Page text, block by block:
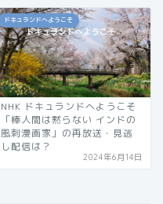
ドキュランドへようこそ
NHK ドキュランドへようこそ
「棒人間は黙らない インドの
風刺漫画家」の再放送・見逃
し配信は？
2024年6月14日